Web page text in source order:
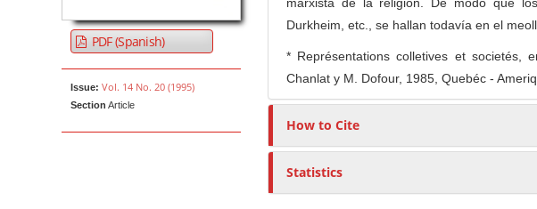
PDF (Spanish)
Issue: Vol. 14 No. 20 (1995)
Section Article
marxista de la religión. De modo que
Durkheim, etc., se hallan todavía en el
* Représentations colletives et societés,
Chanlat y M. Dofour, 1985, Quebéc -
How to Cite
Statistics